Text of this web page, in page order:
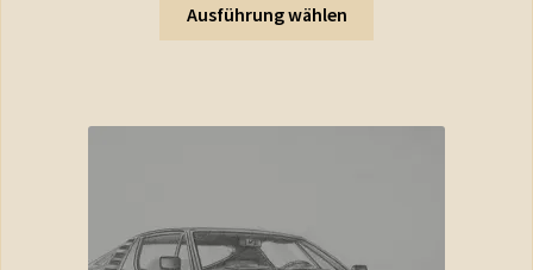
Ausführung wählen